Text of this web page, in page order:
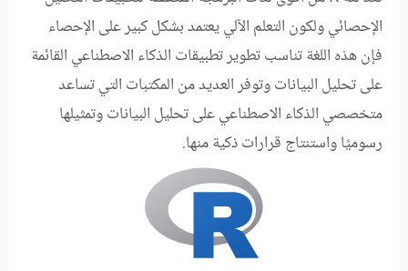
الإحصائي ولكون التعلم الآلي يعتمد بشكل كبير على الإحصاء
فإن هذه اللغة تناسب تطوير تطبيقات الذكاء الاصطناعي القائمة
على تحليل البيانات وتوفر العديد من المكتبات التي تساعد
متخصصي الذكاء الاصطناعي على تحليل البيانات وتمثيلها
رسوميًا واستنتاج قرارات ذكية منها.